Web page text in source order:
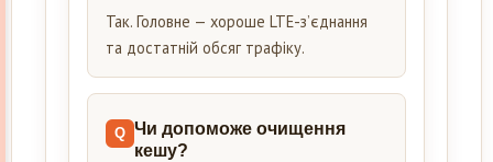
Так. Головне — хороше LTE-з’єднання
та достатній обсяг трафіку.
Чи допоможе очищення
кешу?